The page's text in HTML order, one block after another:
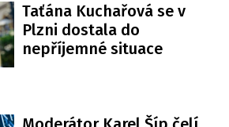
Taťána Kuchařová se v
Plzni dostala do
nepříjemné situace